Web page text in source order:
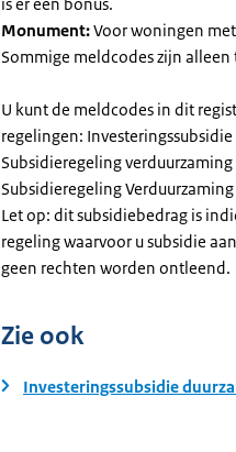
Monument:Voor woningen
Sommige meldcodes zijn
U kunt de meldcodes in dit
regelingen:
Subsidieregeling
Subsidieregeling
Let op: dit subsidiebedrag is
regeling waarvoor u subsidie
geen rechten worden ontleend.
Zie ook
Investeringssubsidie